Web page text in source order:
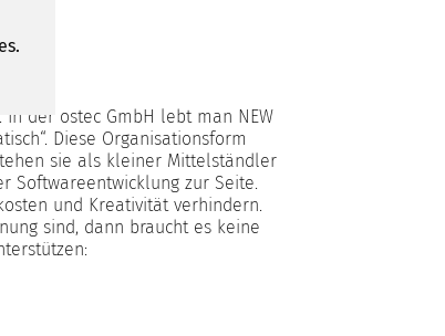
der ostec GmbH lebt man NEW
Diese Organisationsform
sie als kleiner Mittelständler
Softwareentwicklung zur Seite.
und Kreativität verhindern.
sind, dann braucht es keine